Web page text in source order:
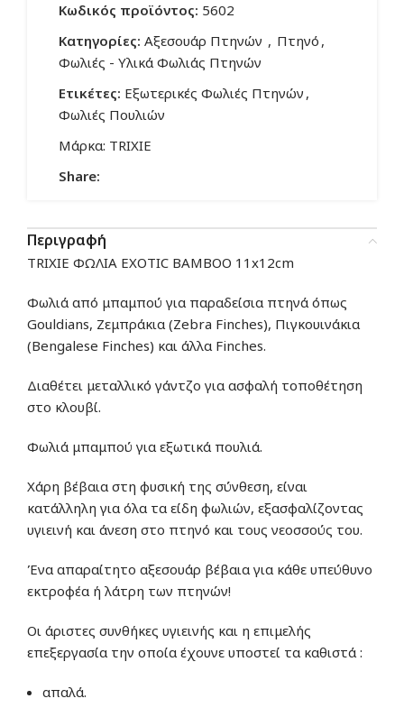
Κωδικός προϊόντος: 5602
Κατηγορίες: Αξεσουάρ Πτηνών , Πτηνό ,
Φωλιές - Υλικά Φωλιάς Πτηνών
Ετικέτες: Εξωτερικές Φωλιές Πτηνών ,
Φωλιές Πουλιών
Μάρκα: TRIXIE
Share:
Περιγραφή
TRIXIE ΦΩΛΙΑ EXOTIC BAMBOO 11x12cm
Φωλιά από μπαμπού για παραδείσια πτηνά όπως
Gouldians, Ζεμπράκια (Zebra Finches), Πιγκουινάκια
(Bengalese Finches) και άλλα Finches.
Διαθέτει μεταλλικό γάντζο για ασφαλή τοποθέτηση
στο κλουβί.
Φωλιά μπαμπού για εξωτικά πουλιά.
Χάρη βέβαια στη φυσική της σύνθεση, είναι
κατάλληλη για όλα τα είδη φωλιών, εξασφαλίζοντας
υγιεινή και άνεση στο πτηνό και τους νεοσσούς του.
Ένα απαραίτητο αξεσουάρ βέβαια για κάθε υπεύθυνο
εκτροφέα ή λάτρη των πτηνών!
Οι άριστες συνθήκες υγιεινής και η επιμελής
επεξεργασία την οποία έχουνε υποστεί τα καθιστά :
απαλά.